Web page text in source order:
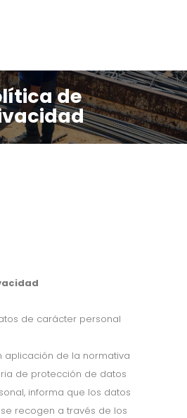
de
de carácter personal
aplicación de la normativa
de protección de datos
informa que los datos
recogen a través de los